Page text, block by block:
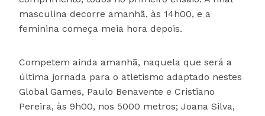
masculina decorre amanhã, às 14h00, e a
feminina começa meia hora depois.
Competem ainda amanhã, naquela que será a
última jornada para o atletismo adaptado nestes
Global Games, Paulo Benavente e Cristiano
Pereira, às 9h00, nos 5000 metros; Joana Silva,